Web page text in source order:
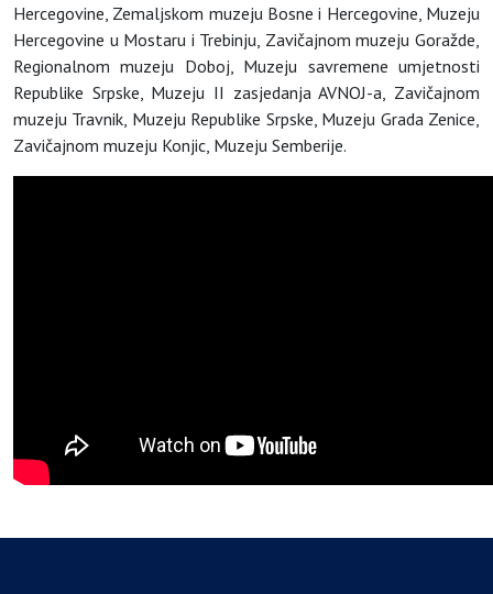
Hercegovine, Zemaljskom muzeju Bosne i Hercegovine, Muzeju
Hercegovine u Mostaru i Trebinju, Zavičajnom muzeju Goražde,
Regionalnom muzeju Doboj, Muzeju savremene umjetnosti
Republike Srpske, Muzeju II zasjedanja AVNOJ-a, Zavičajnom
muzeju Travnik, Muzeju Republike Srpske, Muzeju Grada Zenice,
Zavičajnom muzeju Konjic, Muzeju Semberije.